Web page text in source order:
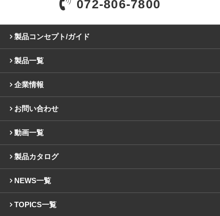
072-806-7800
製品コンセプト/ガイド
製品一覧
企業情報
お問い合わせ
動画一覧
製品カタログ
NEWS一覧
TOPICS一覧